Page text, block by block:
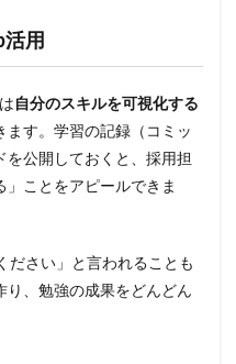
用
自分のスキルを可視化する
ます。学習の記録（コミッ
を公開しておくと、採用担
ことをアピールできま
ださい」と言われることも
り、勉強の成果をどんどん